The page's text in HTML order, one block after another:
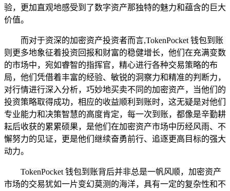
验，更加直观地感受到了数字资产那独特的魅力和蕴含的巨大
价值。
而对于资深的加密资产投资者而言,TokenPocket 钱包到账
则更多地象征着投资回报和财富的稳健增长，他们在充满变数
的市场中，宛如睿智的指挥官，精心进行各种交易策略的布
局，他们凭借着丰富的经验、敏锐的洞察力和精准的判断力，
对行情进行深入分析，巧妙地买卖不同的加密资产，当他们的
投资策略取得成功，相应的收益顺利到账时，这无疑是对他们
专业能力和决策智慧的高度肯定，每一次到账，都像是辛勤耕
耘后收获的累累硕果，是他们在加密资产市场中历经风雨、不
懈努力的见证，更是他们继续奋勇前行、追逐更高目标的强大
动力。
TokenPocket 钱包到账背后并非总是一帆风顺，加密资产
市场的交易犹如一片变幻莫测的海洋，具有一定的复杂性和不